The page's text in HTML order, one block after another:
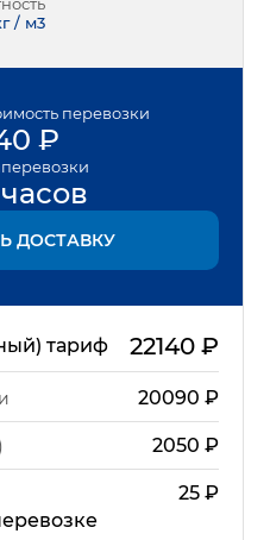
/ м3
перевозки
₽
ДОСТАВКУ
тариф 22140₽
20090 ₽
2050 ₽
25₽